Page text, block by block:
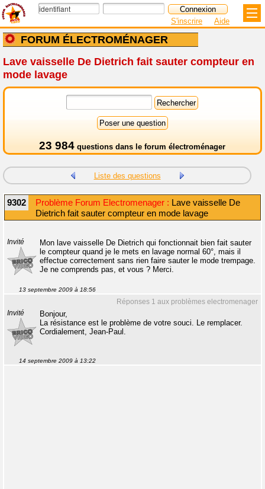
FORUM ÉLECTROMÉNAGER
S'inscrire Aide
Lave vaisselle De Dietrich fait sauter compteur en
mode lavage
23 984 questions dans le forum électroménager
Liste des questions
9302 Problème Forum Electromenager : Lave vaisselle De
Dietrich fait sauter compteur en mode lavage
Invité
Mon lave vaisselle De Dietrich qui fonctionnait bien fait sauter
le compteur quand je le mets en lavage normal 60°, mais il
effectue correctement sans rien faire sauter le mode trempage.
Je ne comprends pas, et vous ? Merci.
13 septembre 2009 à 18:56
Réponses 1 aux problèmes electromenager
Invité
Bonjour,
La résistance est le problème de votre souci. Le remplacer.
Cordialement, Jean-Paul.
14 septembre 2009 à 13:22